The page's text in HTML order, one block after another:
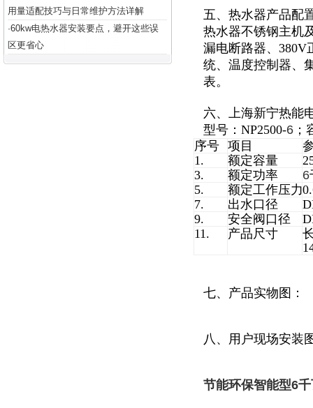
用量适配技巧与日常维护方法详解
·60kw电热水器安装要点，避开这些误
区更省心
五、热水器产品配
热水器不锈钢主机
漏电断路器、380V
统、温度控制器、
表。
六、上海新宁热能
型号：NP2500-6
序号
项目
1.
额定容量
3.
额定功率 6
5.
额定工作压力
7.
出水口径
9.
安全阀口径
11.
产品尺寸
七、产品实物图：
八、用户现场安装
节能环保智能型6